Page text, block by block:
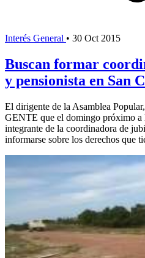
Interés General • 30 Oct 2015
Buscan formar
y pensionista en San
El dirigente de la Asamblea
GENTE que el domingo próximo a
integrante de la coordinadora de
informarse sobre los derechos que